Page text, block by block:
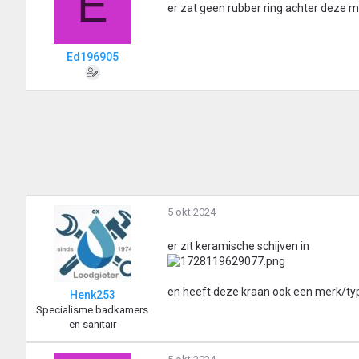
Ed196905
er zat geen rubber ring achter deze
Henk253
Specialisme badkamers
en sanitair
5 okt 2024
er zit keramische schijven in
en heeft deze kraan ook een merk/